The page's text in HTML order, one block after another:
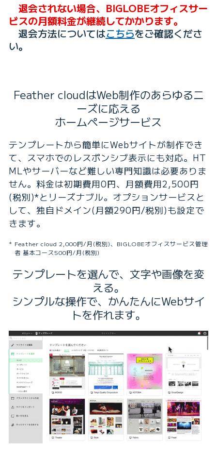
退会されない場合、BIGLOBEオフィスサー
ビスの月額料金が継続してかかります。
退会方法についてはこちらをご確認くださ
い。
Feather cloudはWeb制作のあらゆるニ
ーズに応える
ホームページサービス
テンプレートから簡単にWebサイトが制作でき
て、スマホでのレスポンシブ表示にも対応。HT
MLやサーバーなど難しい専門知識は必要ありま
せん。料金は初期費用0円、月額費用2,500円
(税別)*とリーズナブル。オプションサービスと
して、独自ドメイン(月額290円/税別)も設定で
きます。
Feather cloud 2,000円/月(税別)、BIGLOBEオフィスサービス管理
者 基本コース500円/月(税別)
テンプレートを選んで、文字や画像を変
える。
シンプルな操作で、かんたんにWebサイ
トを作れます。